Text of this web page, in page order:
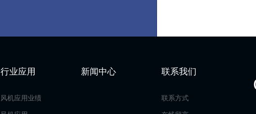
行业应用
风机应用业绩
新闻中心 联系我们
联系方式